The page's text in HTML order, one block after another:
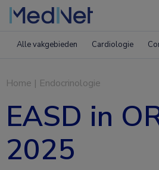
Alle vakgebieden Cardiologie
Home | Endocrinologie
EASD in
2025